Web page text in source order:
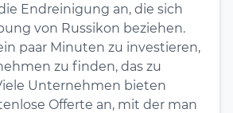
Endreinigung an, die sich
von Russikon beziehen.
paar Minuten zu investieren,
zu finden, das zu
Unternehmen bieten
Offerte an, mit der man